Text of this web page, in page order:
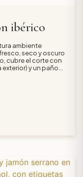
ibérico
ambiente
fresco, seco y oscuro
cubre el corte con
y un paño
al vacío sí van al
congelar el jamón